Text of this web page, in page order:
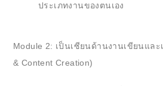
ประเภทงานของตนเอง
Module 2: เป็นเซียนด้านงานเขียนและ
& Content Creation)